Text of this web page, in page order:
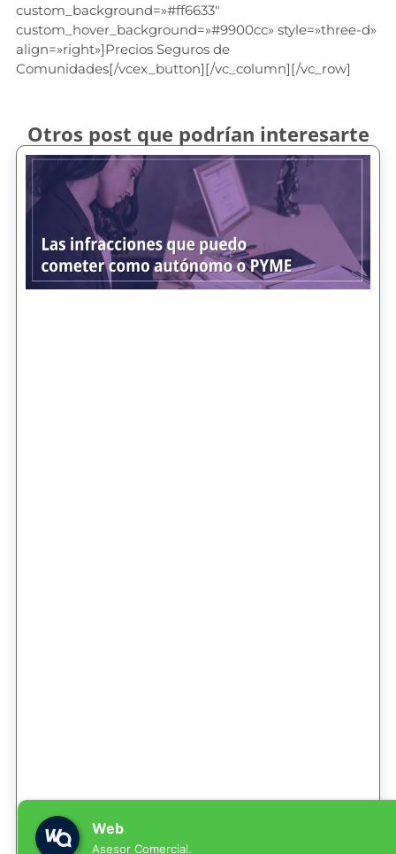
custom_background=»#ff6633″
custom_hover_background=»#9900cc» style=»three-d»
align=»right»]Precios Seguros de
Comunidades[/vcex_button][/vc_column][/vc_row]
Otros post que podrían interesarte
Web
Asesor Comercial.